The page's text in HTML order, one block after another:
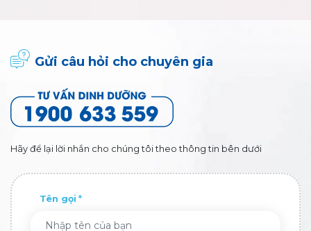
Gửi câu hỏi cho chuyên gia
Hãy để lại lời nhắn cho chúng tôi theo thông tin bên dưới
Tên gọi